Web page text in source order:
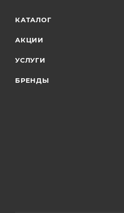
КАТАЛОГ
АКЦИИ
УСЛУГИ
БРЕНДЫ